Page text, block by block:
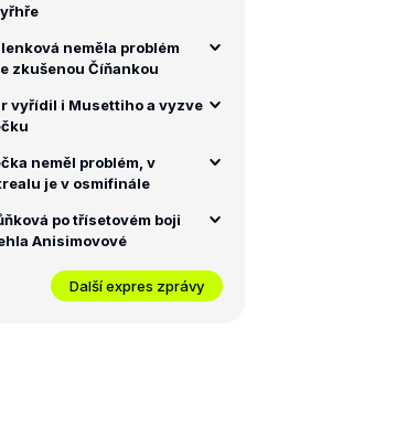
neměla problém
zkušenou Číňankou
vyřídil i Musettiho a vyzve
neměl problém, v
je v osmifinále
po třísetovém boji
Anisimovové
Další expres zprávy